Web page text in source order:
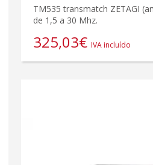
TM535 transmatch ZETAGI
de 1,5 a 30 Mhz.
325,03€ IVA incluído